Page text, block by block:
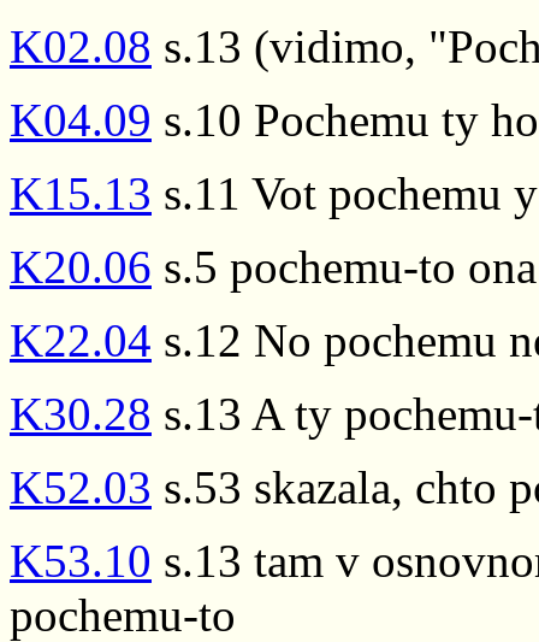
K02.08 s.13 (vidimo,
K04.09 s.10 Pochemu ty
K15.13 s.11 Vot pochemu
K20.06 s.5 pochemu-to
K22.04 s.12 No pochemu
K30.28 s.13 A ty
K52.03 s.53 skazala, chto
K53.10 s.13 tam v
pochemu-to